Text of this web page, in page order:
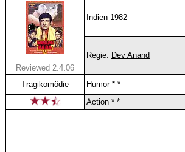
Reviewed 2.4.06
Indien 1982
Regie: Dev Anand
Tragikomödie
Humor * *
Action * *